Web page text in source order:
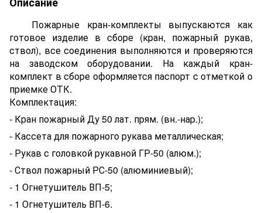
Пожарные кран-комплекты выпускаются как
готовое изделие в сборе (кран, пожарный рукав,
ствол), все соединения выполняются и проверяются
на заводском оборудовании. На каждый кран-
комплект в сборе оформляется паспорт с отметкой о
приемке ОТК.
Комплектация:
- Кран пожарный Ду 50 лат. прям. (вн.-нар.);
- Кассета для пожарного рукава металлическая;
- Рукав с головкой рукавной ГР-50 (алюм.);
- Ствол пожарный РС-50 (алюминиевый);
- 1 Огнетушитель ВП-5;
- 1 Огнетушитель ВП-6.